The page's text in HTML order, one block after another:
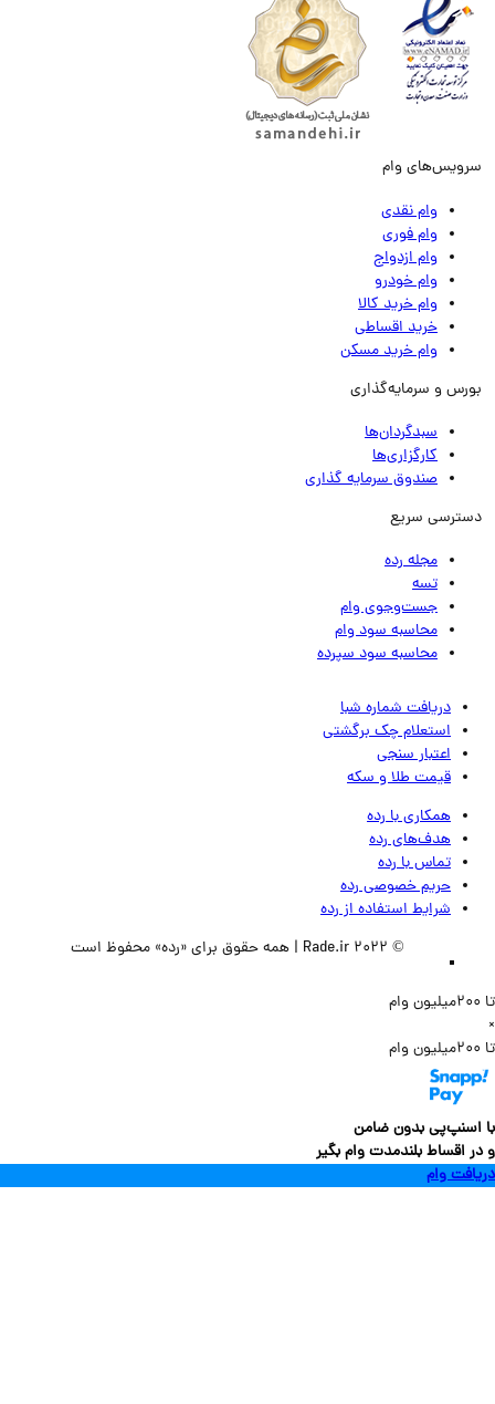
وام
وام نقدی
وام فوری
وام ازدواج
وام خودرو
وام خرید کالا
خرید اقساطی
وام خرید مسکن
و سرمایه‌گذاری
سبدگردان‌ها
کارگزاری‌ها
صندوق سرمایه گذاری
سریع
مجله رده
تسه
جست‌وجوی وام
محاسبه سود وام
محاسبه سود سپرده
دریافت شماره شبا
استعلام چک برگشتی
اعتبار سنجی
قیمت طلا و سکه
همکاری با رده
هدف‌های رده
تماس‌ با‌ رده
حریم خصوصی رده
شرایط استفاده از رده
بدون ضامن
بلندمدت وام بگیر
وام